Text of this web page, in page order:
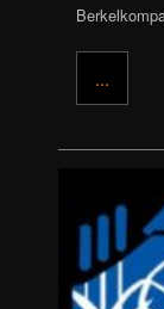
...